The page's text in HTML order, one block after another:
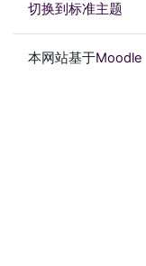
切换到标准主题
本网站基于Moodle